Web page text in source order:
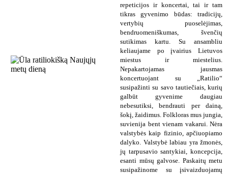
repeticijos ir koncertai, tai ir tam
tikras gyvenimo būdas: tradicijų,
vertybių puoselėjimas,
bendruomeniškumas, švenčių
sutikimas kartu. Su ansambliu
keliaujame po įvairius Lietuvos
miestus ir miestelius.
Nepakartojamas jausmas
koncertuojant su „Ratilio“
susipažinti su savo tautiečiais, kurių
galbūt gyvenime daugiau
nebesutiksi, bendrauti per dainą,
šokį, žaidimus. Folkloras mus jungia,
suvienija bent vienam vakarui. Nėra
valstybės kaip fizinio, apčiuopiamo
dalyko. Valstybė labiau yra žmonės,
jų tarpusavio santykiai, koncepcija,
esanti mūsų galvose. Paskaitų metu
susipažinome su įsivaizduojamų